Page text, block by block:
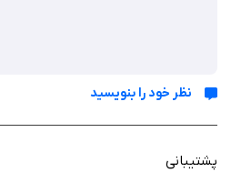
قابلیت وقف ثواب اعمال برای دیگران
محیط کاربری ساده، زیبا و فارسی
مناسب برای تمام سنین و سطح‌های مختلف
نظر خود را بنویسید
پشتیبانی